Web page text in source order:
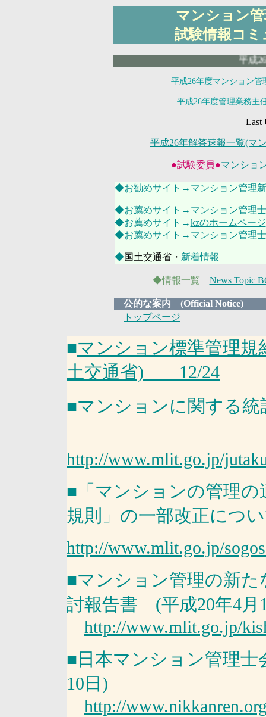
マンション
試験情報コミ
平成26年度
平成26年度マンション
平成26年度管理業務
Last
平成26年解答速報一覧(マ
●試験委員●マンショ
◆お勧めサイト→ マンション管理
◆お薦めサイト→ マンション管理
◆お薦めサイト→kzのホームページ
◆お薦めサイト→ マンション管理
◆国土交通省・ 新着情報
◆情報一覧 News Topic
公的な案内 (Official Notice)
トップページ
■マンション標準管理規
土交通省) 12/24
■マンションに関する統
http://www.mlit.go.jp/
■「マンションの管理
規則」の一部改正につ
http://www.mlit.go.jp/
■マンション管理の新
討報告書 (平成20年4月
http://www.mlit.go.jp/
■日本マンション管理
10日)
http://